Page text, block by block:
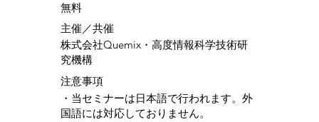
無料
​主催／共催
株式会社Quemix・高度情報科学技術研
究機構
注意事項
・当セミナーは日本語で行われます。外
国語には対応しておりません。